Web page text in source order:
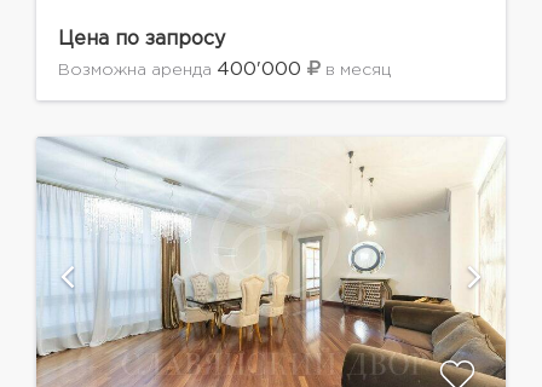
роялем, бильярдная со столом для русского
бильярда, кабинет-библиотека,...
Цена по запросу
Возможна аренда 400'000 в месяц